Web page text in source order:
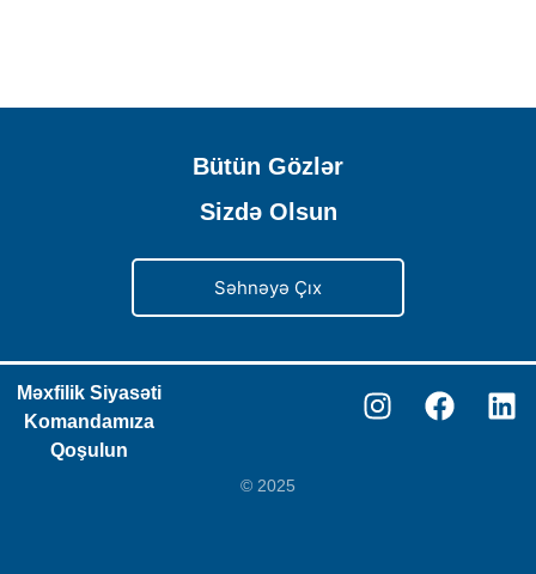
Bütün Gözlər
Sizdə Olsun
Səhnəyə Çıx
Məxfilik Siyasəti
Komandamıza
Qoşulun
© 2025